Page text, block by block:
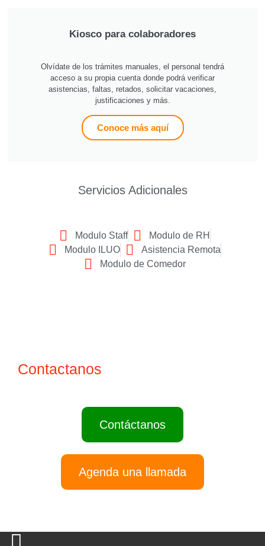
Kiosco para colaboradores
Olvídate de los trámites manuales, el personal tendrá
acceso a su propia cuenta donde podrá verificar
asistencias, faltas, retados, solicitar vacaciones,
justificaciones y más.
Conoce más aquí
Servicios Adicionales
Modulo Staff
Modulo de RH
Modulo ILUO
Asistencia Remota
Modulo de Comedor
Contactanos
Contáctanos
Agenda una llamada